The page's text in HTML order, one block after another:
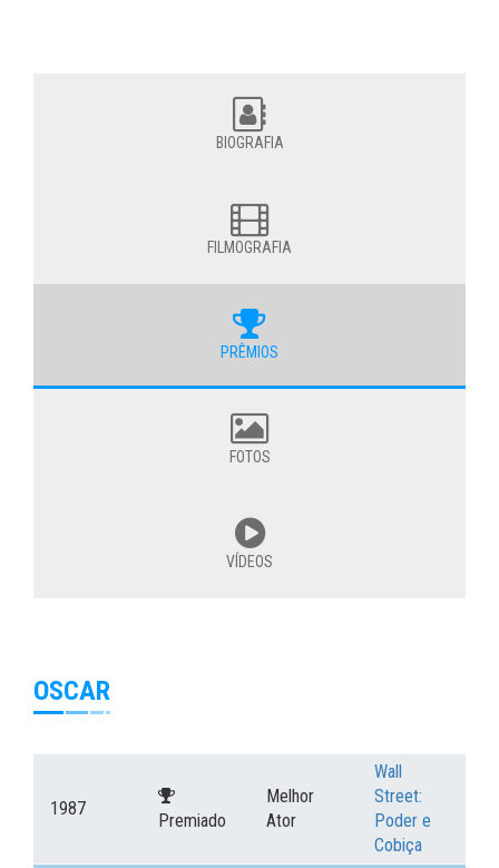
BIOGRAFIA
FILMOGRAFIA
PRÊMIOS
FOTOS
VÍDEOS
OSCAR
1987
Premiado
Melhor
Ator
Wall
Street:
Poder e
Cobiça